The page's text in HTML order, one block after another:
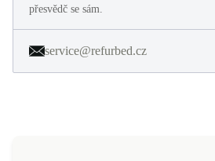
přesvědč se sám.
service@refurbed.cz